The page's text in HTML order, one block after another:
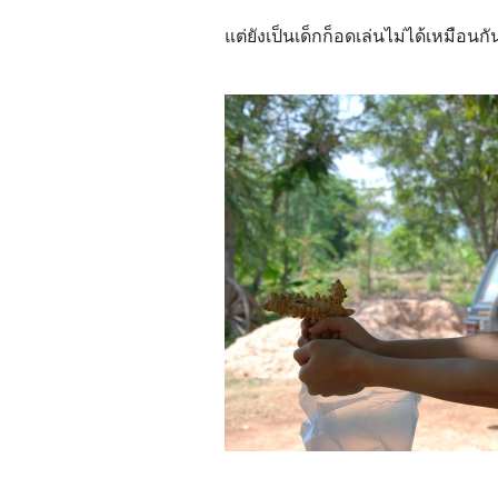
แต่ยังเป็นเด็กก็อดเล่นไม่ได้เหมือนกั